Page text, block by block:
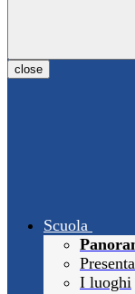
close
Scuola
I luoghi